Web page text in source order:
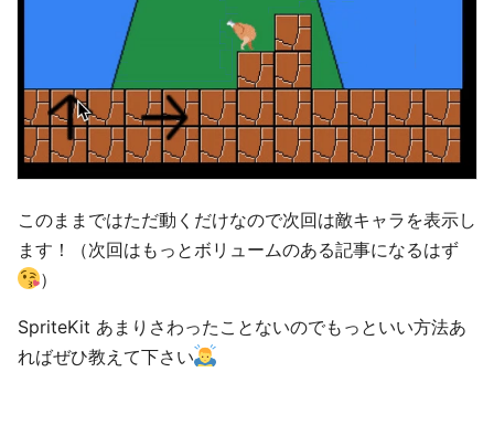
このままではただ動くだけなので次回は敵キャラを表示し
ます！（次回はもっとボリュームのある記事になるはず
）
SpriteKit あまりさわったことないのでもっといい方法あ
ればぜひ教えて下さい